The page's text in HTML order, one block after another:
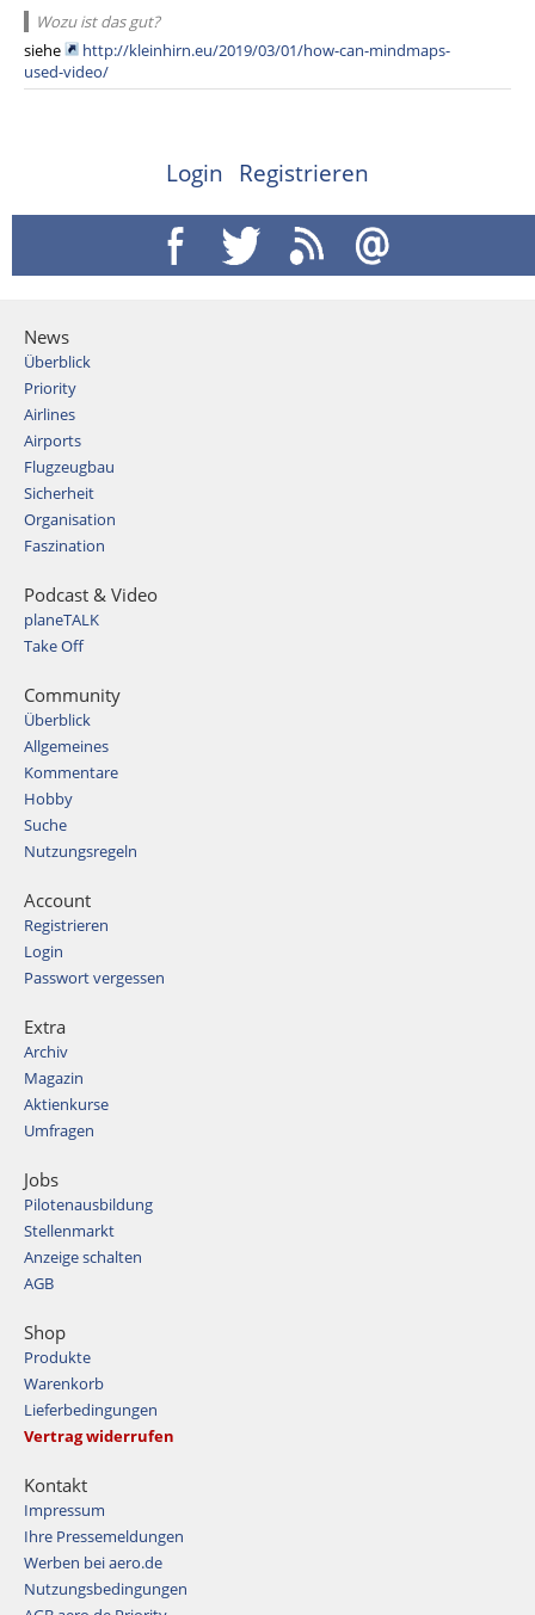
Wozu ist das gut?
siehe
http://kleinhirn.eu/2019/03/01/how-can-mindmaps-
used-video/
Login Registrieren
News
Überblick
Priority
Airlines
Airports
Flugzeugbau
Sicherheit
Organisation
Faszination
Podcast & Video
planeTALK
Take Off
Community
Überblick
Allgemeines
Kommentare
Hobby
Suche
Nutzungsregeln
Account
Registrieren
Login
Passwort vergessen
Extra
Archiv
Magazin
Aktienkurse
Umfragen
Jobs
Pilotenausbildung
Stellenmarkt
Anzeige schalten
AGB
Shop
Produkte
Warenkorb
Lieferbedingungen
Vertrag widerrufen
Kontakt
Impressum
Ihre Pressemeldungen
Werben bei aero.de
Nutzungsbedingungen